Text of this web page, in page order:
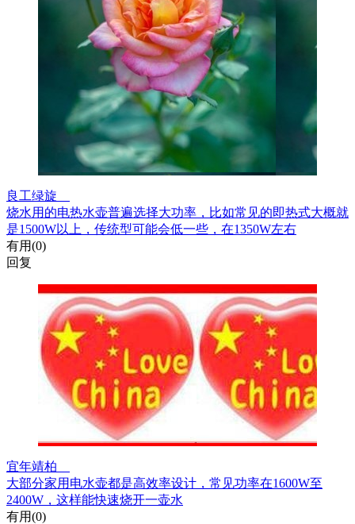
良工绿旋
烧水用的电热水壶普遍选择大功率，比如常见的即热式大概就
是1500W以上，传统型可能会低一些，在1350W左右
有用(0)
回复
宜年靖柏
大部分家用电水壶都是高效率设计，常见功率在1600W至
2400W，这样能快速烧开一壶水
有用(0)